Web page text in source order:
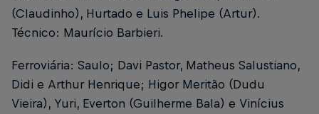
(Claudinho), Hurtado e Luis Phelipe (Artur).
Técnico: Maurício Barbieri.
Ferroviária: Saulo; Davi Pastor, Matheus Salustiano,
Didi e Arthur Henrique; Higor Meritão (Dudu
Vieira), Yuri, Everton (Guilherme Bala) e Vinícius